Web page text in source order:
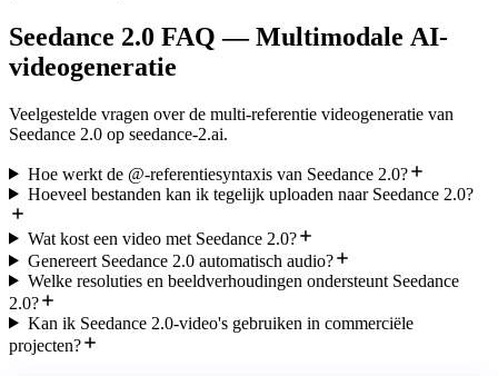
Seedance 2.0 FAQ — Multimodale AI-
videogeneratie
Veelgestelde vragen over de multi-referentie videogeneratie van
Seedance 2.0 op seedance-2.ai.
Hoe werkt de @-referentiesyntaxis van Seedance 2.0?
Hoeveel bestanden kan ik tegelijk uploaden naar Seedance 2.0?
Wat kost een video met Seedance 2.0?
Genereert Seedance 2.0 automatisch audio?
Welke resoluties en beeldverhoudingen ondersteunt Seedance
2.0?
Kan ik Seedance 2.0-video's gebruiken in commerciële
projecten?